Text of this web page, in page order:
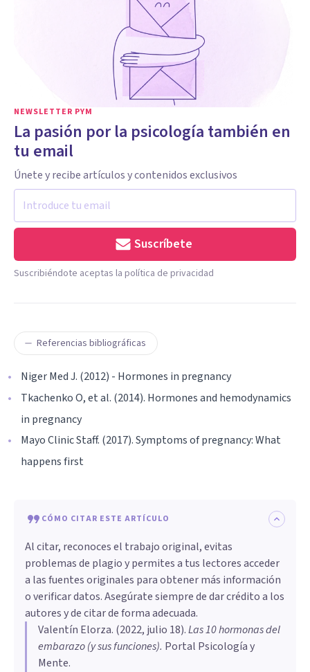
NEWSLETTER PYM
La pasión por la psicología también en
tu email
Únete y recibe artículos y contenidos exclusivos
Suscríbete
Suscribiéndote aceptas la política de privacidad
Referencias bibliográficas
Niger Med J. (2012) - Hormones in pregnancy
Tkachenko O, et al. (2014). Hormones and hemodynamics
in pregnancy
Mayo Clinic Staff. (2017). Symptoms of pregnancy: What
happens first
CÓMO CITAR ESTE ARTÍCULO
Al citar, reconoces el trabajo original, evitas
problemas de plagio y permites a tus lectores acceder
a las fuentes originales para obtener más información
o verificar datos. Asegúrate siempre de dar crédito a los
autores y de citar de forma adecuada.
Valentín Elorza. (2022, julio 18).Las 10 hormonas del
embarazo (y sus funciones). Portal Psicología y
Mente.